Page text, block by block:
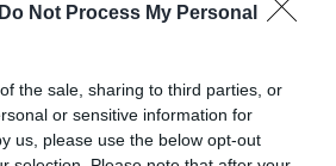
Do Not Process My Personal
the sale, sharing to third parties, or
or sensitive information for
us, please use the below opt-out